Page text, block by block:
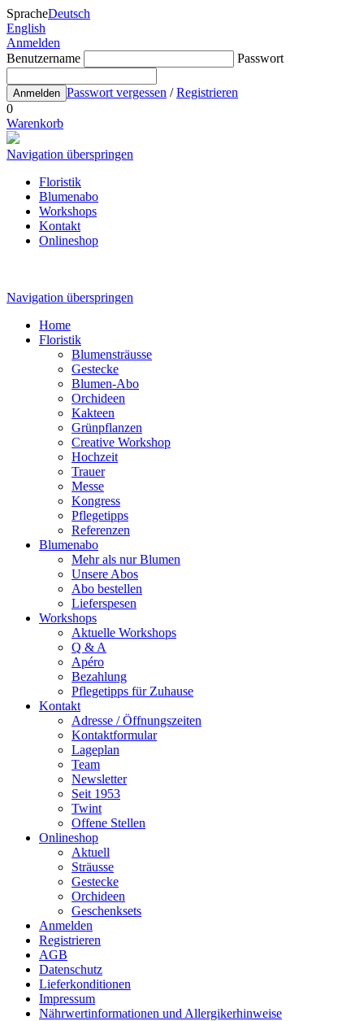
SpracheDeutsch
English
Anmelden
Benutzername
Passwort
Anmelden Passwort vergessen /Registrieren
0
Warenkorb
Navigation überspringen
Floristik
Blumenabo
Workshops
Kontakt
Onlineshop
Navigation überspringen
Home
Floristik
Blumensträusse
Gestecke
Blumen-Abo
Orchideen
Kakteen
Grünpflanzen
Creative Workshop
Hochzeit
Trauer
Messe
Kongress
Pflegetipps
Referenzen
Blumenabo
Mehr als nur Blumen
Unsere Abos
Abo bestellen
Lieferspesen
Workshops
Aktuelle Workshops
Q & A
Apéro
Bezahlung
Pflegetipps für Zuhause
Kontakt
Adresse / Öffnungszeiten
Kontaktformular
Lageplan
Team
Newsletter
Seit 1953
Twint
Offene Stellen
Onlineshop
Aktuell
Sträusse
Gestecke
Orchideen
Geschenksets
Anmelden
Registrieren
AGB
Datenschutz
Lieferkonditionen
Impressum
Nährwertinformationen und Allergikerhinweise